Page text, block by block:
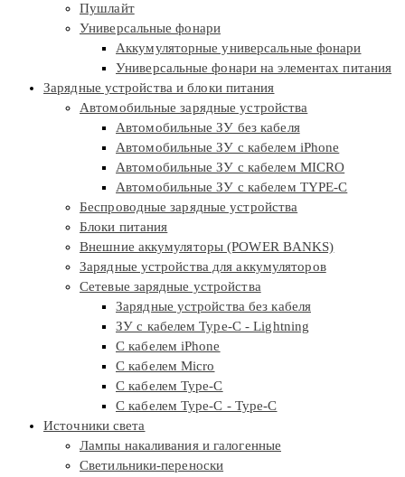
Пушлайт
Универсальные фонари
Аккумуляторные универсальные фонари
Универсальные фонари на элементах питания
Зарядные устройства и блоки питания
Автомобильные зарядные устройства
Автомобильные ЗУ без кабеля
Автомобильные ЗУ с кабелем iPhone
Автомобильные ЗУ с кабелем MICRO
Автомобильные ЗУ с кабелем TYPE-C
Беспроводные зарядные устройства
Блоки питания
Внешние аккумуляторы (POWER BANKS)
Зарядные устройства для аккумуляторов
Сетевые зарядные устройства
Зарядные устройства без кабеля
ЗУ с кабелем Type-C - Lightning
С кабелем iPhone
С кабелем Micro
С кабелем Type-C
С кабелем Type-C - Type-C
Источники света
Лампы накаливания и галогенные
Светильники-переноски